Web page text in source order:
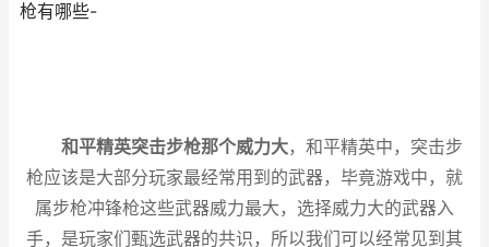
枪有哪些-
和平精英突击步枪那个威力大，和平精英中，突击步
枪应该是大部分玩家最经常用到的武器，毕竟游戏中，就
属步枪冲锋枪这些武器威力最大，选择威力大的武器入
手，是玩家们甄选武器的共识，所以我们可以经常见到其